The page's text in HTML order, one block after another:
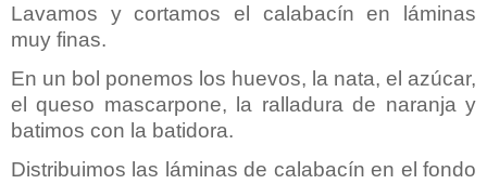
Lavamos y cortamos el calabacín en láminas
muy finas.
En un bol ponemos los huevos, la nata, el azúcar,
el queso mascarpone, la ralladura de naranja y
batimos con la batidora.
Distribuimos las láminas de calabacín en el fondo